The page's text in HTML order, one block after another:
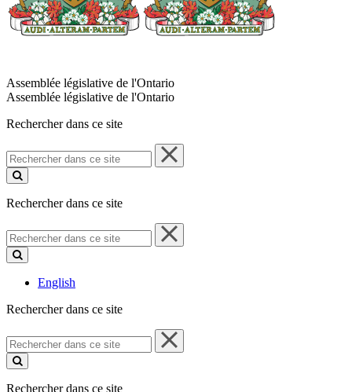
Assemblée législative de l'Ontario
Assemblée législative de l'Ontario
Rechercher dans ce site
Rechercher
dans
ce
Rechercher dans ce site
Rechercher
dans
ce
English
Rechercher dans ce site
Rechercher
dans
ce
Rechercher dans ce site